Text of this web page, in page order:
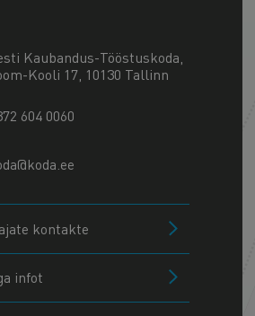
Kaubandus-Tööstuskoda,
Kooli 17, 10130 Tallinn
604 0060
kontakte
infot